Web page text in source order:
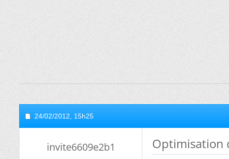
24/02/2012, 15h25
invite6609e2b1 Optimisation